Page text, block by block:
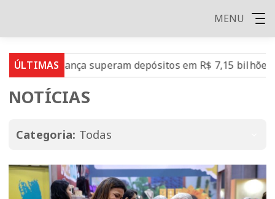
MENU
ÚLTIMAS
superam depósitos em R$ 7,15 bilhões em julho
NOTÍCIAS
Categoria: Todas